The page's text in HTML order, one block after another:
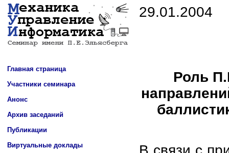
Главная страница
Участники семинара
Анонс
Архив заседаний
Публикации
Виртуальные доклады